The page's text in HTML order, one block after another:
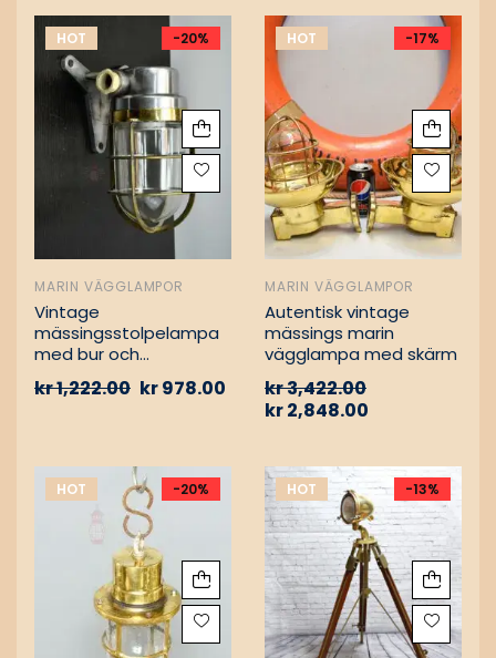
HOT -20%
MARIN VÄGGLAMPOR
Vintage
mässingsstolpelampa
med bur och
Nautisk
kr1,222.00 kr978.00
HOT -17%
MARIN VÄGGLAMPOR
Autentisk vintage
mässings marin
vägglampa med skärm
kr3,422.00
kr2,848.00
HOT -20% HOT -13%